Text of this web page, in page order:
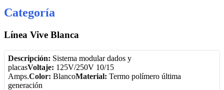
Categoría
Línea Vive Blanca
Descripción: Sistema modular dados y
placasVoltaje: 125V/250V 10/15
Amps.Color: BlancoMaterial: Termo polímero última
generación